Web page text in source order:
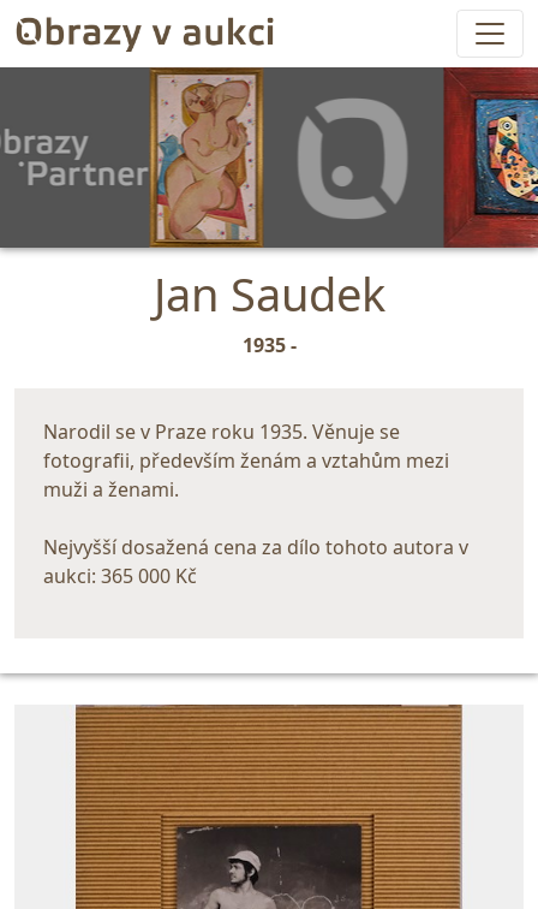
Jan Saudek
1935 -
Narodil se v Praze roku 1935. Věnuje se
fotografii, především ženám a vztahům mezi
muži a ženami.
Nejvyšší dosažená cena za dílo tohoto autora v
aukci: 365 000 Kč